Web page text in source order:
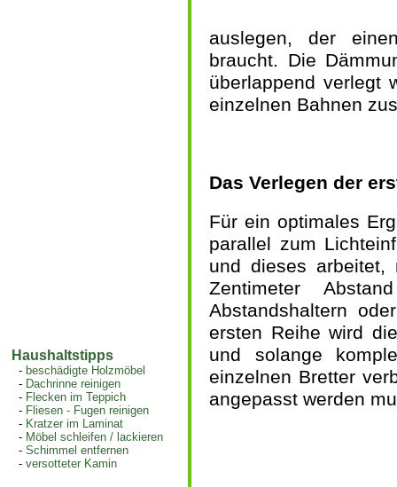
Haushaltstipps
- beschädigte Holzmöbel
- Dachrinne reinigen
- Flecken im Teppich
- Fliesen - Fugen reinigen
- Kratzer im Laminat
- Möbel schleifen / lackieren
-Schimmel entfernen
-versotteter Kamin
auslegen, der
braucht. Die
überlappend verlegt
einzelnen Bahnen
Das Verlegen der
Für ein optimales
parallel zum
und dieses arbeitet,
Zentimeter
Abstandshaltern
ersten Reihe wird
und solange
einzelnen Bretter
angepasst werden